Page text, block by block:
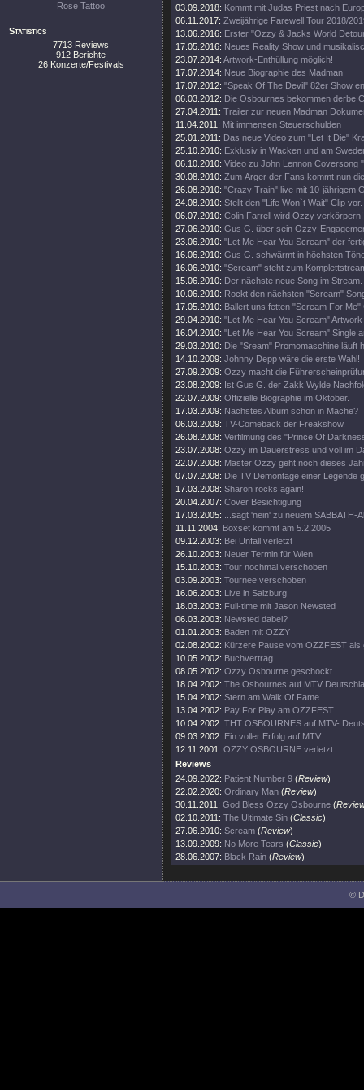
Rose Tattoo
Statistics
7713 Reviews
912 Berichte
26 Konzerte/Festivals
03.09.2018: Kommt mit Judas Priest nach
06.11.2017: Zweijährige Farewell Tour 2018/
13.06.2016: Erster "Ozzy & Jacks World
17.05.2016: Neues Reality Show und
23.07.2014: Artwork-Enthüllung möglich!
17.07.2014: Neue Biographie des Madman
17.07.2012: "Speak Of The Devil" 82er Show
06.03.2012: Die Osbournes bekommen derbe
27.04.2011: Trailer zur neuen Madman
11.04.2011: Mit immensen Steuerschulden
25.01.2011: Das neue Video zum "Let It Die"
25.10.2010: Exklusiv in Wacken und am
06.10.2010: Video zu John Lennon Coversong
30.08.2010: Zum Ärger der Fans kommt nun
26.08.2010: "Crazy Train" live mit 10-jährigem
24.08.2010: Stellt den "Life Won`t Wait" Clip vor.
06.07.2010: Colin Farrell wird Ozzy verkörpern!
27.06.2010: Gus G. über sein Ozzy-
23.06.2010: "Let Me Hear You Scream" der
16.06.2010: Gus G. schwärmt in höchsten
16.06.2010: "Scream" steht zum
15.06.2010: Der nächste neue Song im Stream.
10.06.2010: Rockt den nächsten "Scream"
17.05.2010: Ballert uns fetten "Scream For Me"
29.04.2010: "Let Me Hear You Scream" Artwork
16.04.2010: "Let Me Hear You Scream" Single
29.03.2010: Die "Sream" Promomaschine läuft
14.10.2009: Johnny Depp wäre die erste Wahl!
27.09.2009: Ozzy macht die
23.08.2009: Ist Gus G. der Zakk Wylde
22.07.2009: Offizielle Biographie im Oktober.
17.03.2009: Nächstes Album schon in Mache?
06.03.2009: TV-Comeback der Freakshow.
26.08.2008: Verfilmung des "Prince Of
23.07.2008: Ozzy im Dauerstress und voll im
22.07.2008: Master Ozzy geht noch dieses
07.07.2008: Die TV Demontage einer Legende
17.03.2008: Sharon rocks again!
20.04.2007: Cover Besichtigung
17.03.2005:
...sagt 'nein' zu neuem SABBATH-
11.11.2004: Boxset kommt am 5.2.2005
09.12.2003: Bei Unfall verletzt
26.10.2003: Neuer Termin für Wien
15.10.2003: Tour nochmal verschoben
03.09.2003: Tournee verschoben
16.06.2003: Live in Salzburg
18.03.2003: Full-time mit Jason Newsted
06.03.2003: Newsted dabei?
01.01.2003: Baden mit OZZY
02.08.2002: Kürzere Pause vom OZZFEST als
10.05.2002: Buchvertrag
08.05.2002: Ozzy Osbourne geschockt
18.04.2002: The Osbournes auf MTV
15.04.2002: Stern am Walk Of Fame
13.04.2002: Pay For Play am OZZFEST
10.04.2002: THT OSBOURNES auf MTV-
09.03.2002: Ein voller Erfolg auf MTV
12.11.2001: OZZY OSBOURNE verletzt
Reviews
24.09.2022: Patient Number 9 (Review)
22.02.2020: Ordinary Man (Review)
30.11.2011: God Bless Ozzy Osbourne (
02.10.2011: The Ultimate Sin (Classic)
27.06.2010: Scream (Review)
13.09.2009: No More Tears (Classic)
28.06.2007: Black Rain (Review)
©